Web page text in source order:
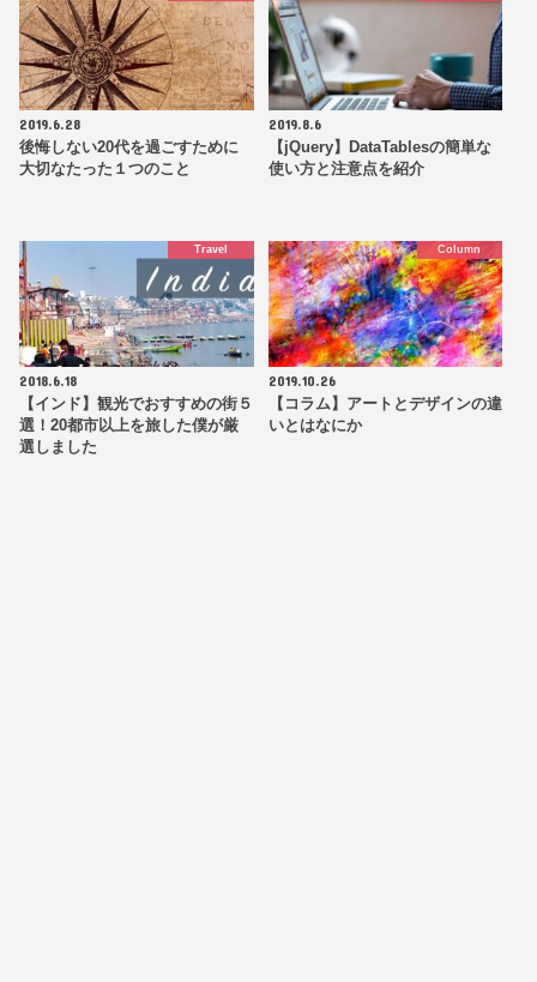
2019.6.28
後悔しない20代を過ごすために
大切なたった１つのこと
2019.8.6
【jQuery】DataTablesの簡単な
使い方と注意点を紹介
Travel
2018.6.18
【インド】観光でおすすめの街５
選！20都市以上を旅した僕が厳
選しました
Column
2019.10.26
【コラム】アートとデザインの違
いとはなにか